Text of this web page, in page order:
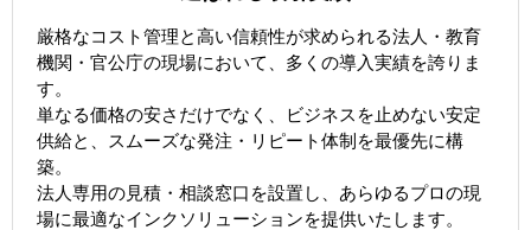
厳格なコスト管理と高い信頼性が求められる法人・教育
機関・官公庁の現場において、多くの導入実績を誇りま
す。
単なる価格の安さだけでなく、ビジネスを止めない安定
供給と、スムーズな発注・リピート体制を最優先に構
築。
法人専用の見積・相談窓口を設置し、あらゆるプロの現
場に最適なインクソリューションを提供いたします。